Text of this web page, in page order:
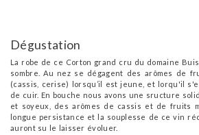
Dégustation
La robe de ce Corton grand cru du domaine
sombre. Au nez se dégagent des arômes de
(cassis, cerise) lorsqu’il est jeune, et lorqu'il
de cuir. En bouche nous avons une sructure
et soyeux, des arômes de cassis et de fruits
longue persistance et la souplesse de ce vin
auront su le laisser évoluer.